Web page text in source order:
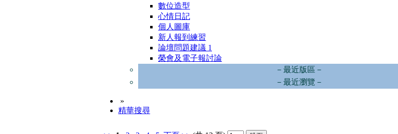
數位造型
心情日記
個人圖庫
新人報到練習
論壇問題建議 1
榮會及電子報討論
－最近版區－
－最近瀏覽－
»
精華搜尋